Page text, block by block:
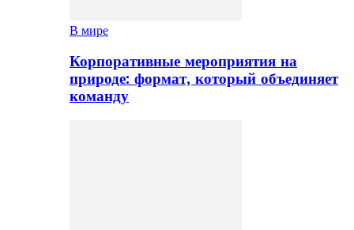
В мире
Корпоративные мероприятия на
природе: формат, который объединяет
команду